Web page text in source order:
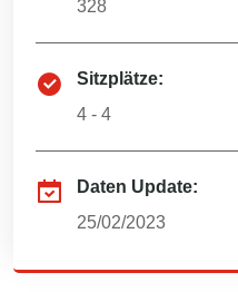
328
Sitzplätze:
4 - 4
Daten Update:
25/02/2023